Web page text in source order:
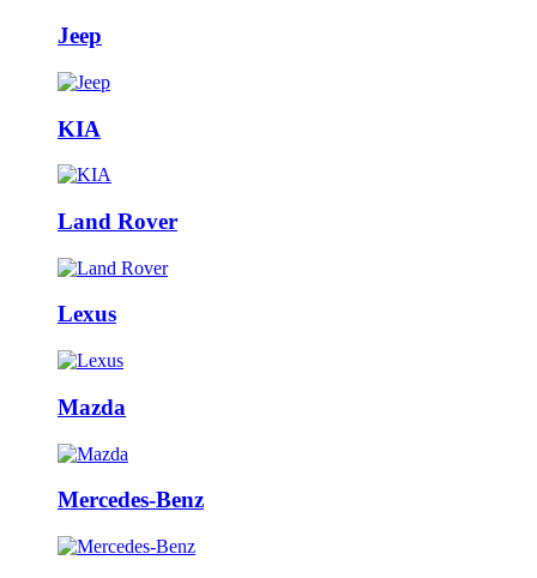
Jeep
KIA
Land Rover
Lexus
Mazda
Mercedes-Benz